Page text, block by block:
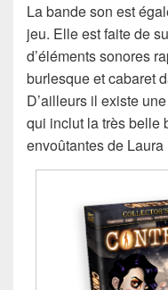
La bande son est
jeu. Elle est faite de
d’éléments sonores
burlesque et cabaret
D’ailleurs il existe
qui inclut la très belle
envoûtantes de Laura